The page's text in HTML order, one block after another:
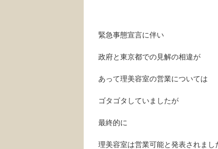
緊急事態宣言に伴い
政府と東京都での見解の相違が
あって理美容室の営業については
ゴタゴタしていましたが
最終的に
理美容室は営業可能と発表されまし